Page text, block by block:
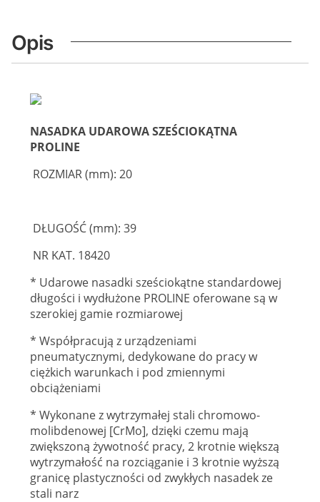
Opis
NASADKA UDAROWA SZEŚCIOKĄTNA
PROLINE
ROZMIAR (mm): 20
DŁUGOŚĆ (mm): 39
NR KAT. 18420
* Udarowe nasadki sześciokątne standardowej
długości i wydłużone PROLINE oferowane są w
szerokiej gamie rozmiarowej
* Współpracują z urządzeniami
pneumatycznymi, dedykowane do pracy w
ciężkich warunkach i pod zmiennymi
obciążeniami
* Wykonane z wytrzymałej stali chromowo-
molibdenowej [CrMo], dzięki czemu mają
zwiększoną żywotność pracy, 2 krotnie większą
wytrzymałość na rozciąganie i 3 krotnie wyższą
granicę plastyczności od zwykłych nasadek ze
stali narz